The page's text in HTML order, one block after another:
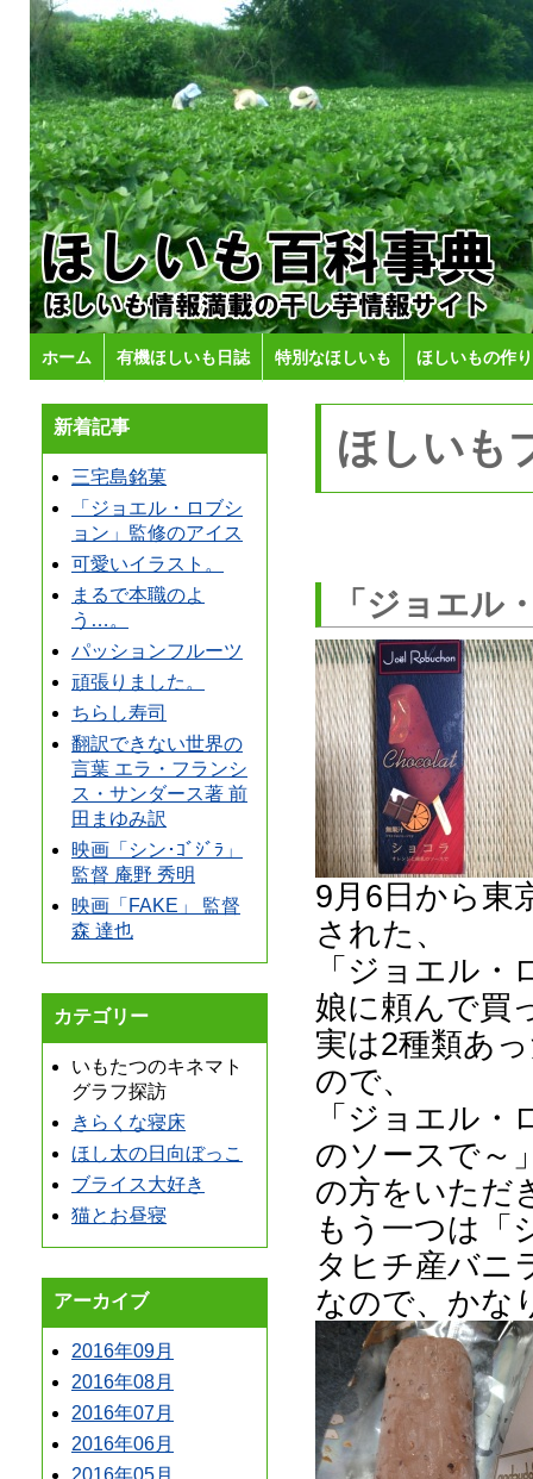
ホーム 有機ほしいも日誌 特別なほしいも ほしいもの作
新着記事
三宅島銘菓
「ジョエル・ロブシ
ョン」監修のアイス
可愛いイラスト。
まるで本職のよ
う…。
パッションフルーツ
頑張りました。
ちらし寿司
翻訳できない世界の
言葉 エラ・フランシ
ス・サンダース著 前
田まゆみ訳
映画「シン･ｺﾞｼﾞﾗ」
監督 庵野 秀明
映画「FAKE」 監督
森 達也
カテゴリー
いもたつのキネマト
グラフ探訪
きらくな寝床
ほし太の日向ぼっこ
ブライス大好き
猫とお昼寝
アーカイブ
2016年09月
2016年08月
2016年07月
2016年06月
2016年05月
ほしいも
「ジョエル
9月6日から東
された、
「ジョエル
娘に頼んで買
実は2種類あ
ので、
「ジョエル
のソースで～
の方をいただ
もう一つは「
タヒチ産バニ
なので、かな